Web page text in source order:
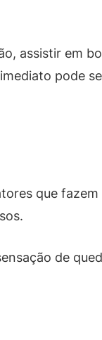
assistir em
pode
que
de